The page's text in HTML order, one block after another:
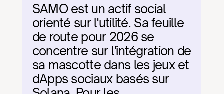
SAMO est un actif social
orienté sur l'utilité. Sa feuille
de route pour 2026 se
concentre sur l'intégration de
sa mascotte dans les jeux et
dApps sociaux basés sur